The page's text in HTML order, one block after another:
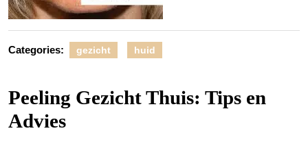
Categories: gezicht huid
Peeling Gezicht Thuis: Tips en
Advies